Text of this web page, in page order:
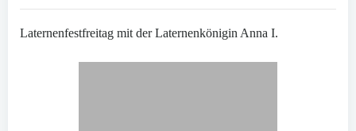
Laternenfestfreitag mit der Laternenkönigin Anna I.